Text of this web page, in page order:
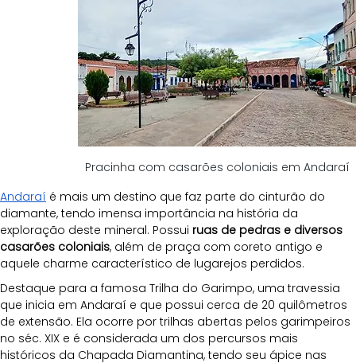
Pracinha com casarões coloniais em Andaraí
Andaraí é mais um destino que faz parte do cinturão do
diamante, tendo imensa importância na história da
exploração deste mineral. Possui ruas de pedras e diversos
casarões coloniais, além de praça com coreto antigo e
aquele charme característico de lugarejos perdidos.
Destaque para a famosa Trilha do Garimpo, uma travessia
que inicia em Andaraí e que possui cerca de 20 quilômetros
de extensão. Ela ocorre por trilhas abertas pelos garimpeiros
no séc. XIX e é considerada um dos percursos mais
históricos da Chapada Diamantina, tendo seu ápice nas